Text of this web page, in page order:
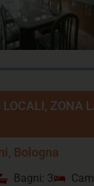
ZONA
Bologna
Bagni: 3